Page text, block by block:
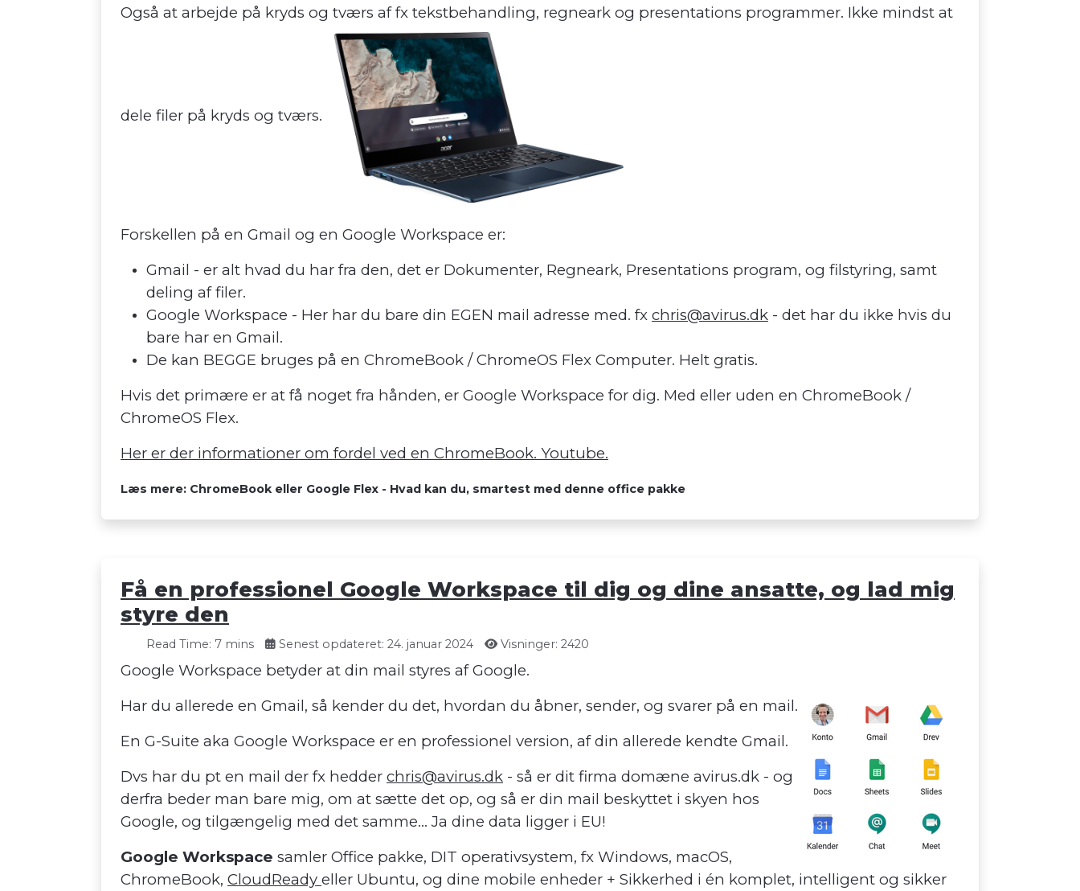
Også at arbejde på kryds og tværs af fx tekstbehandling, regneark og presentations programmer. Ikke mindst at
dele filer på kryds og tværs.
Forskellen på en Gmail og en Google Workspace er:
Gmail - er alt hvad du har fra den, det er Dokumenter, Regneark, Presentations program, og filstyring, samt
deling af filer.
Google Workspace - Her har du bare din EGEN mail adresse med. fx chris@avirus.dk - det har du ikke hvis du
bare har en Gmail.
De kan BEGGE bruges på en ChromeBook / ChromeOS Flex Computer. Helt gratis.
Hvis det primære er at få noget fra hånden, er Google Workspace for dig. Med eller uden en ChromeBook /
ChromeOS Flex.
Her er der informationer om fordel ved en ChromeBook. Youtube.
Læs mere: ChromeBook eller Google Flex - Hvad kan du, smartest med denne office pakke
Få en professionel Google Workspace til dig og dine ansatte, og lad mig
styre den
Read Time: 7 mins Senest opdateret: 24. januar 2024 Visninger: 2420
Google Workspace betyder at din mail styres af Google.
Har du allerede en Gmail, så kender du det, hvordan du åbner, sender, og svarer på en mail.
En G-Suite aka Google Workspace er en professionel version, af din allerede kendte Gmail.
Dvs har du pt en mail der fx hedder chris@avirus.dk - så er dit firma domæne avirus.dk - og
derfra beder man bare mig, om at sætte det op, og så er din mail beskyttet i skyen hos
Google, og tilgængelig med det samme... Ja dine data ligger i EU!
Google Workspace samler Office pakke, DIT operativsystem, fx Windows, macOS,
ChromeBook, CloudReady eller Ubuntu, og dine mobile enheder + Sikkerhed i én komplet, intelligent og sikker